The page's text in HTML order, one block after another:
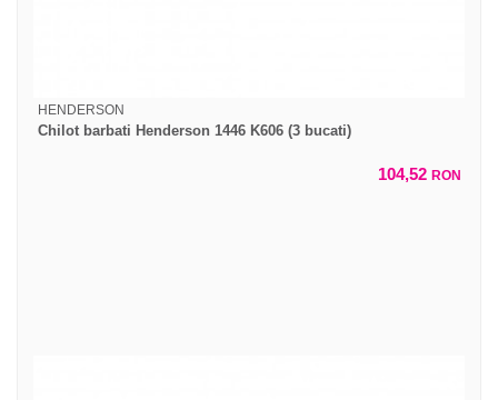
HENDERSON
Chilot barbati Henderson 1446 K606 (3 bucati)
104,52 RON